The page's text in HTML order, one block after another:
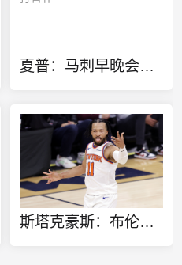
夏普：马刺早晚会送走福克斯 哈珀太强了不能总让他打替补
斯塔克豪斯：布伦森13岁就很特别 那时他就会侧步创造空间